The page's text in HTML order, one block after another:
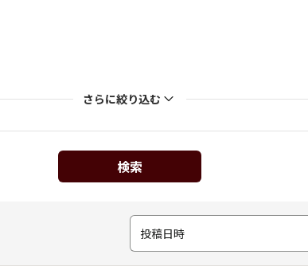
さらに絞り込む
検索
投稿日時